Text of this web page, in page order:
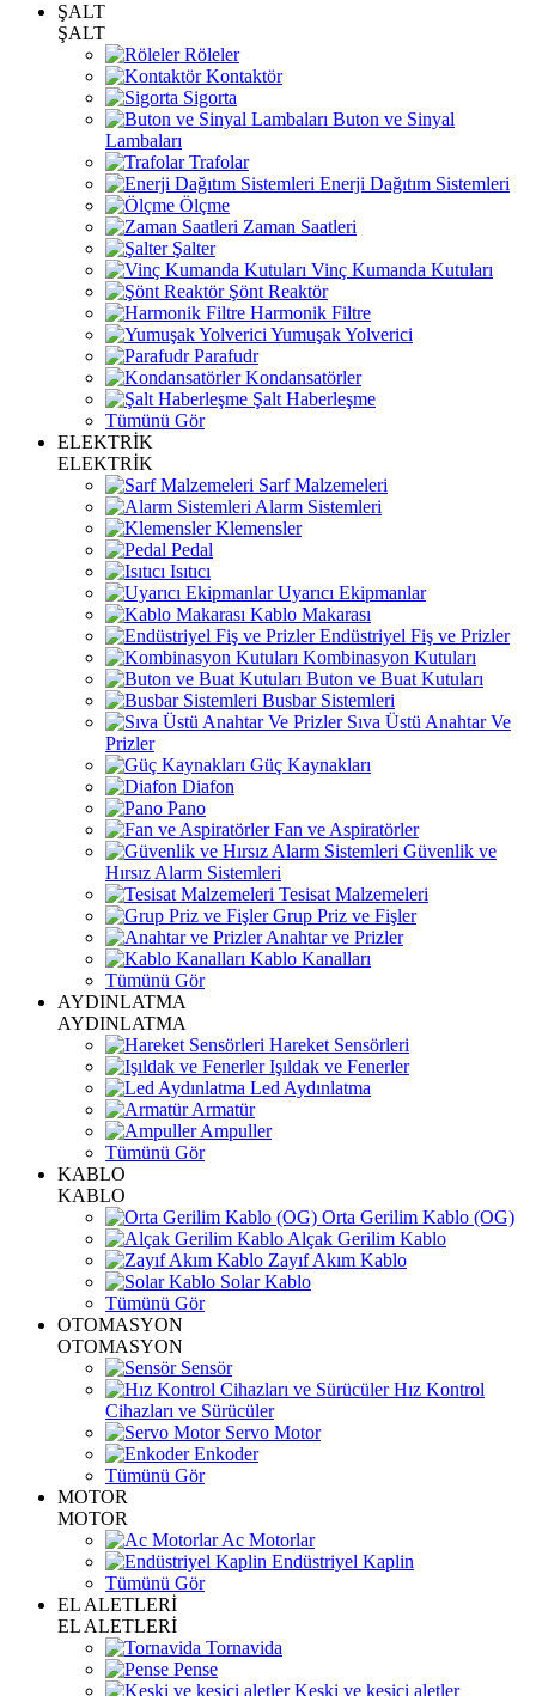
ŞALT
ŞALT
Röleler
Kontaktör
Sigorta
Buton ve Sinyal
Lambaları
Trafolar
Enerji Dağıtım Sistemleri
Ölçme
Zaman Saatleri
Şalter
Vinç Kumanda Kutuları
Şönt Reaktör
Harmonik Filtre
Yumuşak Yolverici
Parafudr
Kondansatörler
Şalt Haberleşme
Tümünü Gör
ELEKTRİK
ELEKTRİK
Sarf Malzemeleri
Alarm Sistemleri
Klemensler
Pedal
Isıtıcı
Uyarıcı Ekipmanlar
Kablo Makarası
Endüstriyel Fiş ve Prizler
Kombinasyon Kutuları
Buton ve Buat Kutuları
Busbar Sistemleri
Sıva Üstü Anahtar Ve
Prizler
Güç Kaynakları
Diafon
Pano
Fan ve Aspiratörler
Güvenlik ve
Hırsız Alarm Sistemleri
Tesisat Malzemeleri
Grup Priz ve Fişler
Anahtar ve Prizler
Kablo Kanalları
Tümünü Gör
AYDINLATMA
AYDINLATMA
Hareket Sensörleri
Işıldak ve Fenerler
Led Aydınlatma
Armatür
Ampuller
Tümünü Gör
KABLO
KABLO
Orta Gerilim Kablo (OG)
Alçak Gerilim Kablo
Zayıf Akım Kablo
Solar Kablo
Tümünü Gör
OTOMASYON
OTOMASYON
Sensör
Hız Kontrol
Cihazları ve Sürücüler
Servo Motor
Enkoder
Tümünü Gör
MOTOR
MOTOR
Ac Motorlar
Endüstriyel Kaplin
Tümünü Gör
EL ALETLERİ
EL ALETLERİ
Tornavida
Pense
Keski ve kesici aletler